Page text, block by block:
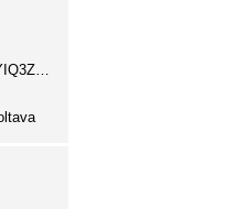
https://t.me/joinchat/XW56xnEIYIQ3ZTJi